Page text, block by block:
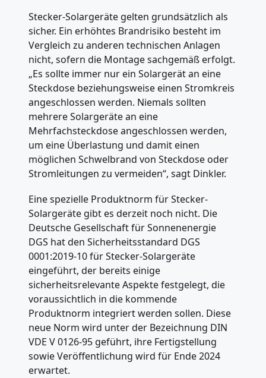
Stecker-Solargeräte gelten grundsätzlich als
sicher. Ein erhöhtes Brandrisiko besteht im
Vergleich zu anderen technischen Anlagen
nicht, sofern die Montage sachgemäß erfolgt.
„Es sollte immer nur ein Solargerät an eine
Steckdose beziehungsweise einen Stromkreis
angeschlossen werden. Niemals sollten
mehrere Solargeräte an eine
Mehrfachsteckdose angeschlossen werden,
um eine Überlastung und damit einen
möglichen Schwelbrand von Steckdose oder
Stromleitungen zu vermeiden“, sagt Dinkler.
Eine spezielle Produktnorm für Stecker-
Solargeräte gibt es derzeit noch nicht. Die
Deutsche Gesellschaft für Sonnenenergie
DGS hat den Sicherheitsstandard DGS
0001:2019-10 für Stecker-Solargeräte
eingeführt, der bereits einige
sicherheitsrelevante Aspekte festgelegt, die
voraussichtlich in die kommende
Produktnorm integriert werden sollen. Diese
neue Norm wird unter der Bezeichnung DIN
VDE V 0126-95 geführt, ihre Fertigstellung
sowie Veröffentlichung wird für Ende 2024
erwartet.